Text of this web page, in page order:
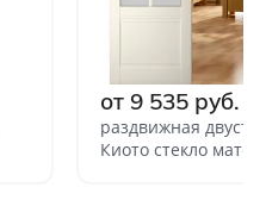
от 9 535 руб.
раздвижная
Киото стекло